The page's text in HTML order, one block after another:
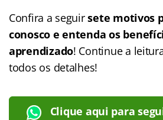
Confira a seguirsete motivos
conosco e entenda os
aprendizado! Continue a
todos os detalhes!
Clique aqui para